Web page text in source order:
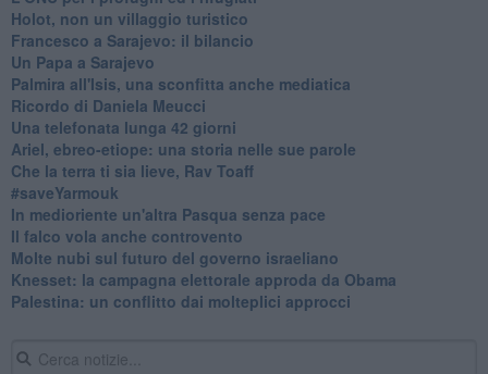
Holot, non un villaggio turistico
Francesco a Sarajevo: il bilancio
Un Papa a Sarajevo
Palmira all'Isis, una sconfitta anche mediatica
Ricordo di Daniela Meucci
​Una telefonata lunga 42 giorni
​Ariel, ebreo-etiope: una storia nelle sue parole
Che la terra ti sia lieve, Rav Toaff
​#saveYarmouk
​In medioriente un'altra Pasqua senza pace
​Il falco vola anche controvento
Molte nubi sul futuro del governo israeliano
Knesset: la campagna elettorale approda da Obama
Palestina: un conflitto dai molteplici approcci